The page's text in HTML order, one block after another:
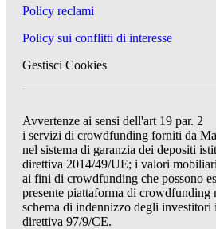
Policy reclami
Policy sui conflitti di interesse
Gestisci Cookies
Avvertenze ai sensi dell'art 19 par. 2
i servizi di crowdfunding forniti da
nel sistema di garanzia dei depositi
direttiva 2014/49/UE; i valori
ai fini di crowdfunding che possono
presente piattaforma di crowdfunding
schema di indennizzo degli
direttiva 97/9/CE.